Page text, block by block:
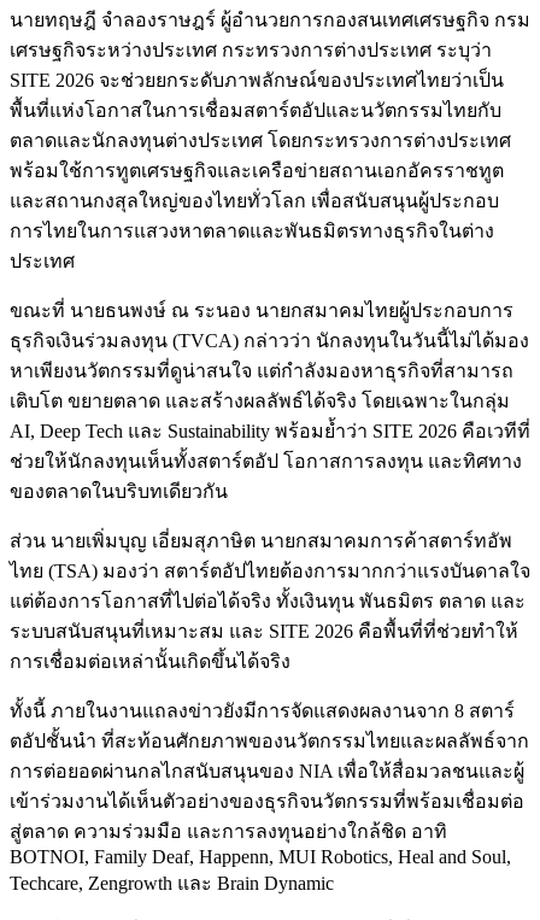
นายทฤษฎี จำลองราษฎร์ ผู้อำนวยการกองสนเทศเศรษฐกิจ กรม
เศรษฐกิจระหว่างประเทศ กระทรวงการต่างประเทศ ระบุว่า
SITE 2026 จะช่วยยกระดับภาพลักษณ์ของประเทศไทยว่าเป็น
พื้นที่แห่งโอกาสในการเชื่อมสตาร์ตอัปและนวัตกรรมไทยกับ
ตลาดและนักลงทุนต่างประเทศ โดยกระทรวงการต่างประเทศ
พร้อมใช้การทูตเศรษฐกิจและเครือข่ายสถานเอกอัครราชทูต
และสถานกงสุลใหญ่ของไทยทั่วโลก เพื่อสนับสนุนผู้ประกอบ
การไทยในการแสวงหาตลาดและพันธมิตรทางธุรกิจในต่าง
ประเทศ
ขณะที่ นายธนพงษ์ ณ ระนอง นายกสมาคมไทยผู้ประกอบการ
ธุรกิจเงินร่วมลงทุน (TVCA) กล่าวว่า นักลงทุนในวันนี้ไม่ได้มอง
หาเพียงนวัตกรรมที่ดูน่าสนใจ แต่กำลังมองหาธุรกิจที่สามารถ
เติบโต ขยายตลาด และสร้างผลลัพธ์ได้จริง โดยเฉพาะในกลุ่ม
AI, Deep Tech และ Sustainability พร้อมย้ำว่า SITE 2026 คือเวทีที่
ช่วยให้นักลงทุนเห็นทั้งสตาร์ตอัป โอกาสการลงทุน และทิศทาง
ของตลาดในบริบทเดียวกัน
ส่วน นายเพิ่มบุญ เอี่ยมสุภาษิต นายกสมาคมการค้าสตาร์ทอัพ
ไทย (TSA) มองว่า สตาร์ตอัปไทยต้องการมากกว่าแรงบันดาลใจ
แต่ต้องการโอกาสที่ไปต่อได้จริง ทั้งเงินทุน พันธมิตร ตลาด และ
ระบบสนับสนุนที่เหมาะสม และ SITE 2026 คือพื้นที่ที่ช่วยทำให้
การเชื่อมต่อเหล่านั้นเกิดขึ้นได้จริง
ทั้งนี้ ภายในงานแถลงข่าวยังมีการจัดแสดงผลงานจาก 8 สตาร์
ตอัปชั้นนำ ที่สะท้อนศักยภาพของนวัตกรรมไทยและผลลัพธ์จาก
การต่อยอดผ่านกลไกสนับสนุนของ NIA เพื่อให้สื่อมวลชนและผู้
เข้าร่วมงานได้เห็นตัวอย่างของธุรกิจนวัตกรรมที่พร้อมเชื่อมต่อ
สู่ตลาด ความร่วมมือ และการลงทุนอย่างใกล้ชิด อาทิ
BOTNOI, Family Deaf, Happenn, MUI Robotics, Heal and Soul,
Techcare, Zengrowth และ Brain Dynamic